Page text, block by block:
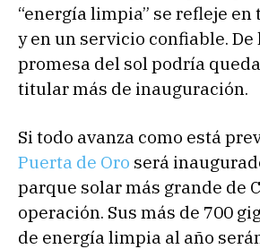
“energía limpia” se refleje
y en un servicio confiable. De
promesa del sol podría
titular más de inauguración.
Si todo avanza como está
Puerta de Oro será
parque solar más grande de
operación. Sus más de 700
de energía limpia al año